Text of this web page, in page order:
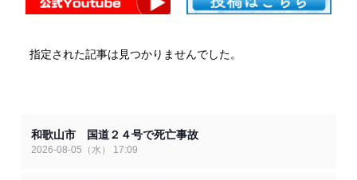
指定された記事は見つかりませんでした。
和歌山市 国道２４号で死亡事故
2026-08-05（水） 17:09